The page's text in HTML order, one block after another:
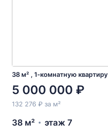
38 м² , 1-комнатную квартиру
5 000 000 ₽
132 276 ₽ за м²
38 м² этаж 7